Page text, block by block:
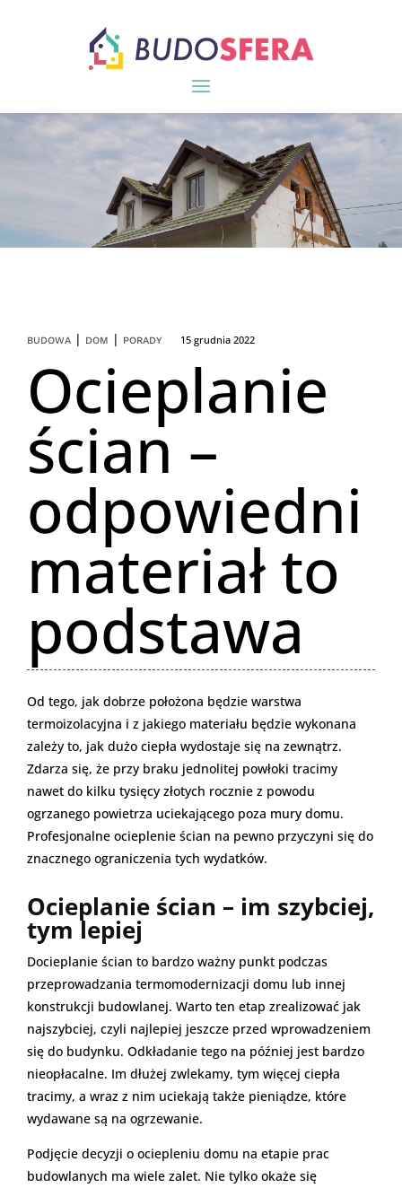
BUDOWA | DOM | PORADY 15 grudnia 2022
Ocieplanie
ścian –
odpowiedni
materiał to
podstawa
Od tego, jak dobrze położona będzie warstwa
termoizolacyjna i z jakiego materiału będzie wykonana
zależy to, jak dużo ciepła wydostaje się na zewnątrz.
Zdarza się, że przy braku jednolitej powłoki tracimy
nawet do kilku tysięcy złotych rocznie z powodu
ogrzanego powietrza uciekającego poza mury domu.
Profesjonalne ocieplenie ścian na pewno przyczyni się do
znacznego ograniczenia tych wydatków.
Ocieplanie ścian – im szybciej,
tym lepiej
Docieplanie ścian to bardzo ważny punkt podczas
przeprowadzania termomodernizacji domu lub innej
konstrukcji budowlanej. Warto ten etap zrealizować jak
najszybciej, czyli najlepiej jeszcze przed wprowadzeniem
się do budynku. Odkładanie tego na później jest bardzo
nieopłacalne. Im dłużej zwlekamy, tym więcej ciepła
tracimy, a wraz z nim uciekają także pieniądze, które
wydawane są na ogrzewanie.
Podjęcie decyzji o ociepleniu domu na etapie prac
budowlanych ma wiele zalet. Nie tylko okaże się